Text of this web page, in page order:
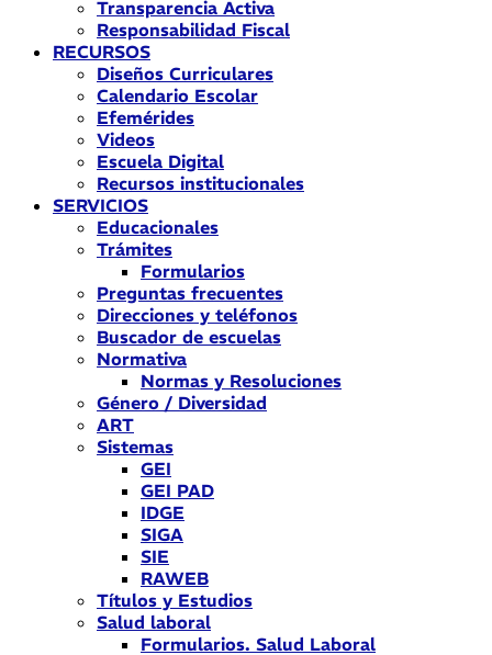
Transparencia Activa
Responsabilidad Fiscal
RECURSOS
Diseños Curriculares
Calendario Escolar
Efemérides
Videos
Escuela Digital
Recursos institucionales
SERVICIOS
Educacionales
Trámites
Formularios
Preguntas frecuentes
Direcciones y teléfonos
Buscador de escuelas
Normativa
Normas y Resoluciones
Género / Diversidad
ART
Sistemas
GEI
GEI PAD
IDGE
SIGA
SIE
RAWEB
Títulos y Estudios
Salud laboral
Formularios. Salud Laboral